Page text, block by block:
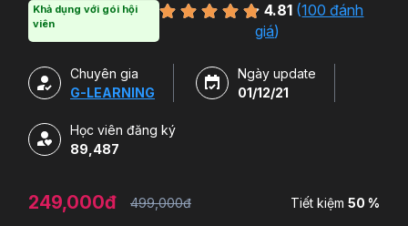
văn phòng sẽ tự tin thao tác về những hàm, công cụ
trong Excel và ứng dụng để giải quyết công việc một
Khả dụng với gói hội
viên
4.81 (100 đánh
giá)
Chuyên gia
G-LEARNING
Ngày update
01/12/21
Học viên đăng ký
89,487
249,000đ 499,000đ Tiết kiệm 50 %